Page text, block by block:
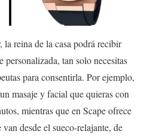
la reina de la casa podrá recibir
personalizada, tan solo necesitas
para consentirla. Por ejemplo,
masaje y facial que quieras con
mientras que en Scape ofrece
desde el sueco-relajante, de